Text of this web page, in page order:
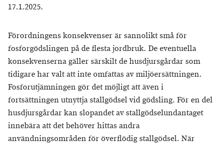
17.1.2025.
Förordningens konsekvenser är sannolikt små för
fosforgödslingen på de flesta jordbruk. De eventuella
konsekvenserna gäller särskilt de husdjursgårdar som
tidigare har valt att inte omfattas av miljöersättningen.
Fosforutjämningen gör det möjligt att även i
fortsättningen utnyttja stallgödsel vid gödsling. För en del
husdjursgårdar kan slopandet av stallgödselundantaget
innebära att det behöver hittas andra
användningsområden för överflödig stallgödsel. När